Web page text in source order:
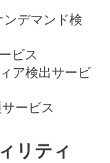
デマンド検
ビス
ア検出サービ
ービス
リティ